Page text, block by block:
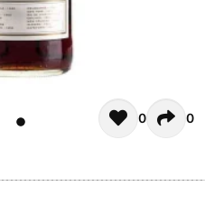
non ci sono commenti.
0 0